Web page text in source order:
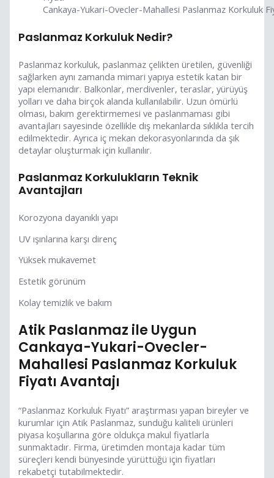
Cankaya-Yukari-Ovecler-Mahallesi Paslanmaz Korkuluk
Paslanmaz Korkuluk Nedir?
Paslanmaz korkuluk, paslanmaz çelikten üretilen, güvenliği
sağlarken aynı zamanda mimari yapıya estetik katan bir
yapı elemanıdır. Balkonlar, merdivenler, teraslar, yürüyüş
yolları ve daha birçok alanda kullanılabilir. Uzun ömürlü
olması, bakım gerektirmemesi ve paslanmaması gibi
avantajları sayesinde özellikle dış mekanlarda sıklıkla tercih
edilmektedir. Ayrıca iç mekan dekorasyonlarında da şık
detaylar oluşturmak için kullanılır.
Paslanmaz Korkulukların Teknik
Avantajları
Korozyona dayanıklı yapı
UV ışınlarına karşı direnç
Yüksek mukavemet
Estetik görünüm
Kolay temizlik ve bakım
Atik Paslanmaz ile Uygun
Cankaya-Yukari-Ovecler-
Mahallesi Paslanmaz Korkuluk
Fiyatı Avantajı
“Paslanmaz Korkuluk Fiyatı” araştırması yapan bireyler ve
kurumlar için Atik Paslanmaz, sunduğu kaliteli ürünleri
piyasa koşullarına göre oldukça makul fiyatlarla
sunmaktadır. Firma, üretimden montaja kadar tüm
süreçleri kendi bünyesinde yürüttüğü için fiyatları
rekabetçi tutabilmektedir.